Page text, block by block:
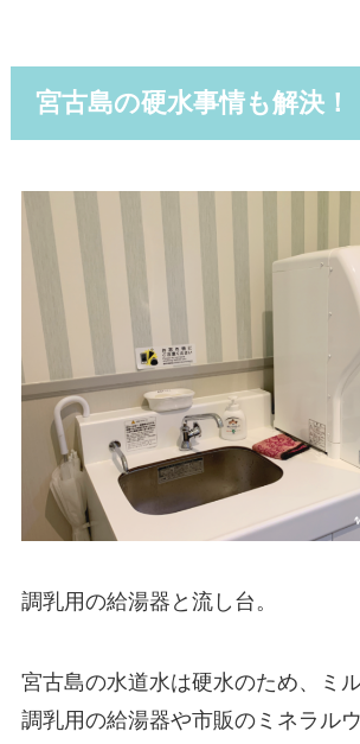
宮古島の硬水事情も解決！
調乳用の給湯器と流し台。
宮古島の水道水は硬水のため、ミ
調乳用の給湯器や市販のミネラル